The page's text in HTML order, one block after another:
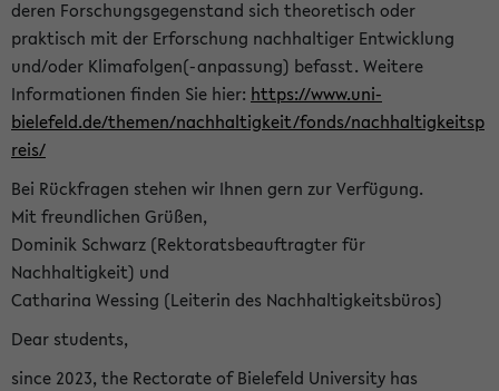
deren Forschungsgegenstand sich theoretisch oder
praktisch mit der Erforschung nachhaltiger Entwicklung
und/oder Klimafolgen(-anpassung) befasst. Weitere
Informationen finden Sie hier: https://www.uni-
bielefeld.de/themen/nachhaltigkeit/fonds/nachhaltigkeitsp
reis/
Bei Rückfragen stehen wir Ihnen gern zur Verfügung.
Mit freundlichen Grüßen,
Dominik Schwarz (Rektoratsbeauftragter für
Nachhaltigkeit) und
Catharina Wessing (Leiterin des Nachhaltigkeitsbüros)
Dear students,
since 2023, the Rectorate of Bielefeld University has